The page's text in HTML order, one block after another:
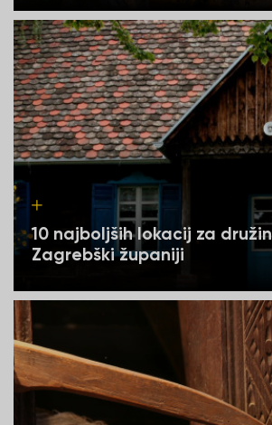
10 najboljših lokacij za
Zagrebški županiji